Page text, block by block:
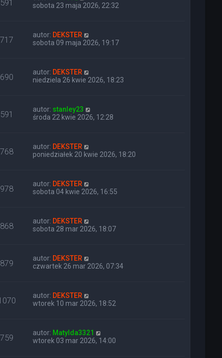
591
sobota 23 maja 2026, 22:32
717 autor: DEKSTER
sobota 09 maja 2026, 19:17
690 autor: DEKSTER
niedziela 26 kwie 2026, 18:23
591 autor: stanley23
środa 22 kwie 2026, 12:28
768 autor: DEKSTER
poniedziałek 20 kwie 2026, 18:20
978 autor: DEKSTER
sobota 04 kwie 2026, 16:55
868 autor: DEKSTER
sobota 28 mar 2026, 18:07
879 autor: DEKSTER
czwartek 26 mar 2026, 07:34
autor: DEKSTER
wtorek 10 mar 2026, 18:52
759 autor: Matylda3321
wtorek 03 mar 2026, 14:00